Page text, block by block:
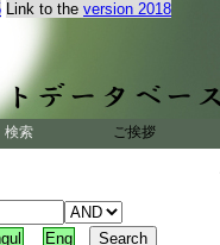
Link to the version 2018
検索 ご挨拶
Eng